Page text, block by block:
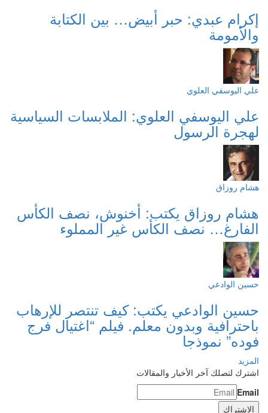
إكرام عبدي: حبر أبيض… بين الكتابة
والأمومة
علي اليوسفي العلوي
علي اليوسفي العلوي: الملابسات السياسية
لهجرة الرسول
هشام روزاق
هشام روزاق يكتب: أخنوش، نصف الكأس
الفارغ… نصف الكأس غير المملوء
حسين الوادعي
حسين الوادعي يكتب: كيف تنتصر للإرهاب
باحترافية وبدون معلم. فيلم “اغتيال فرج
فوده” نموذجا
المزيد
اشترك لتصلك آخر الأخبار والمقالات
Email